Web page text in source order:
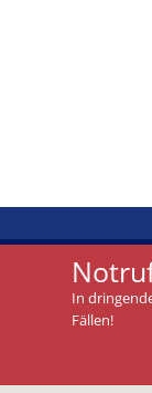
In
Fällen!